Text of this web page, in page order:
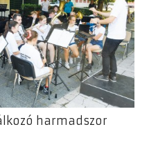
harmadszor